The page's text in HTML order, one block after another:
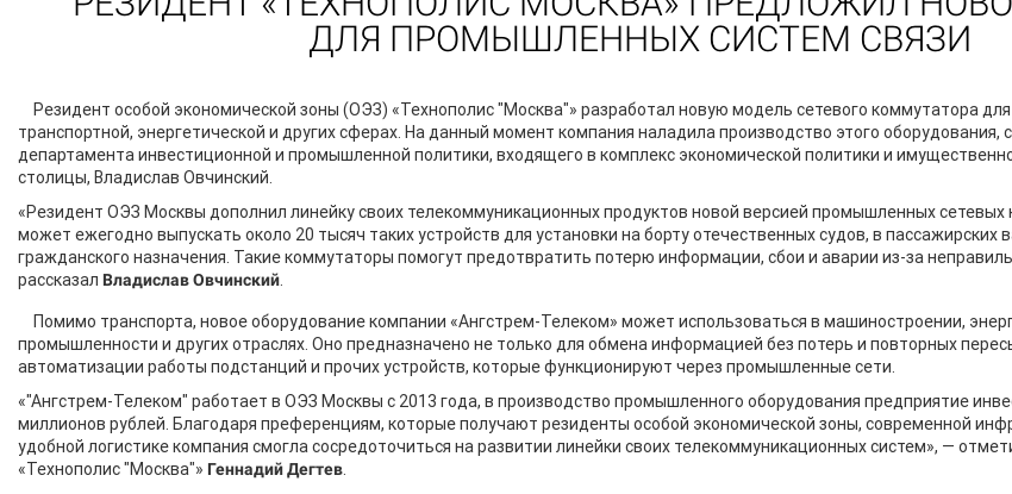
ДЛЯ ПРОМЫШЛЕННЫХ СИСТЕМ СВЯЗИ
Резидент особой экономической зоны (ОЭЗ) «Технополис "Москва"» разработал новую модель сетевого коммутатора
транспортной, энергетической и других сферах. На данный момент компания наладила производство этого оборудования,
департамента инвестиционной и промышленной политики, входящего в комплекс экономической политики и
столицы, Владислав Овчинский.
«Резидент ОЭЗ Москвы дополнил линейку своих телекоммуникационных продуктов новой версией промышленных
может ежегодно выпускать около 20 тысяч таких устройств для установки на борту отечественных судов, в пассажирских
гражданского назначения. Такие коммутаторы помогут предотвратить потерю информации, сбои и аварии из-за
рассказал Владислав Овчинский
Помимо транспорта, новое оборудование компании «Ангстрем-Телеком» может использоваться в машиностроении,
промышленности и других отраслях. Оно предназначено не только для обмена информацией без потерь и повторных
автоматизации работы подстанций и прочих устройств, которые функционируют через промышленные сети.
«"Ангстрем-Телеком" работает в ОЭЗ Москвы с 2013 года, в производство промышленного оборудования предприятие
миллионов рублей. Благодаря преференциям, которые получают резиденты особой экономической зоны, современной
удобной логистике компания смогла сосредоточиться на развитии линейки своих телекоммуникационных систем», —
«Технополис "Москва"» Геннадий Дегтев